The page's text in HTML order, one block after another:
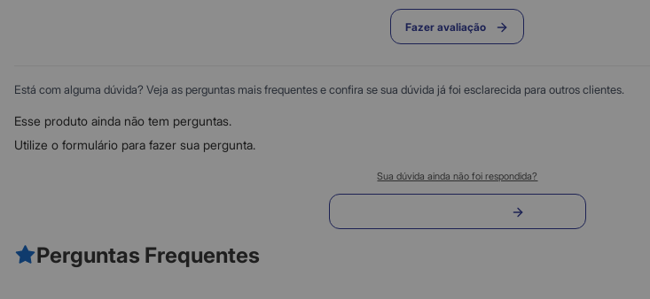
Fazer avaliação
Está com alguma dúvida? Veja as perguntas mais frequentes e confira se sua dúvida já foi esclarecida para outros clientes.
Esse produto ainda não tem perguntas.
Utilize o formulário para fazer sua pergunta.
Sua dúvida ainda não foi respondida?
Perguntas Frequentes